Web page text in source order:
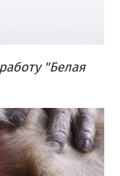
"Белая